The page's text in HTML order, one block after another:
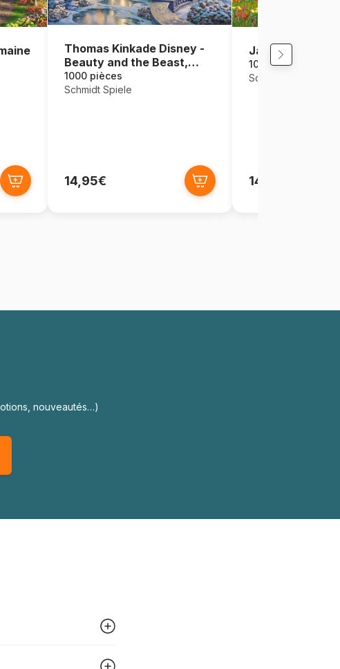
Thomas Kinkade Disney -
Beauty and the Beast,
Magical Winter Evening
1000 pièces
Schmidt Spiele
14,95€
Jardin Japonais
1000 pièces
Schmidt Spiele
14,95€
nouveautés…)